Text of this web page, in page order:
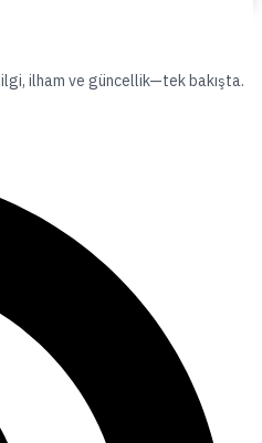
ilham ve güncellik—tek bakışta.